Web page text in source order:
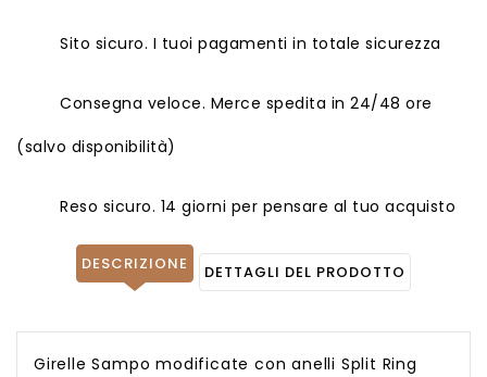
Sito sicuro. I tuoi pagamenti in totale sicurezza
Consegna veloce. Merce spedita in 24/48 ore
(salvo disponibilità)
Reso sicuro. 14 giorni per pensare al tuo acquisto
DESCRIZIONE DETTAGLI DEL PRODOTTO
Girelle Sampo modificate con anelli Split Ring